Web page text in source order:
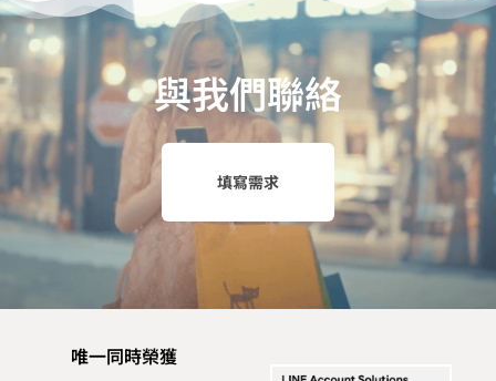
與我們聯絡
填寫需求
唯一同時榮獲